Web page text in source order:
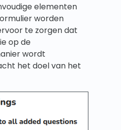
elementen
worden
te zorgen dat
op de
wordt
het doel van het